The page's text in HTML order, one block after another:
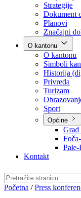
Ekspoze
Strategije
Dokument
Planovi
Značajni
O kantonu
O kantonu
Simboli
Historija
Privreda
Turizam
Općine
Pale-
Kontakt